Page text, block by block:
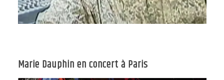
Marie Dauphin en concert à Paris